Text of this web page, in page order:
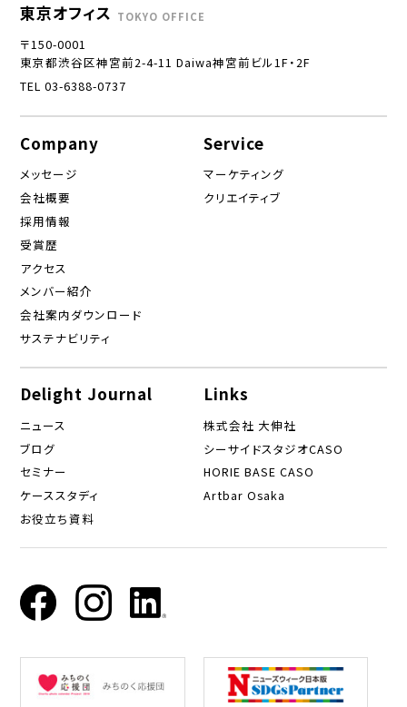
東京オフィス TOKYO OFFICE
〒150-0001
東京都渋谷区神宮前2-4-11 Daiwa神宮前ビル1F・2F
TEL 03-6388-0737
Company
メッセージ
会社概要
採用情報
受賞歴
アクセス
メンバー紹介
会社案内ダウンロード
サステナビリティ
Service
マーケティング
クリエイティブ
Delight Journal
ニュース
ブログ
セミナー
ケーススタディ
お役立ち資料
Links
株式会社 大伸社
シーサイドスタジオCASO
HORIE BASE CASO
Artbar Osaka